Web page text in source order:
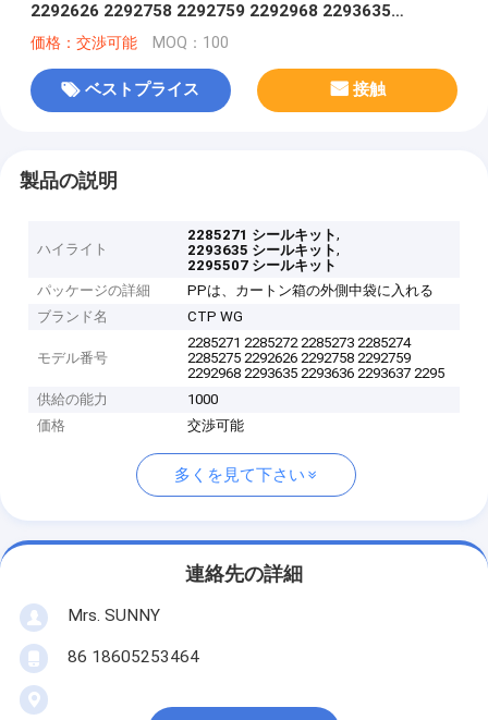
2292626 2292758 2292759 2292968 2293635
2293636 2293637 2295507 2295538 2295546
価格：交渉可能 MOQ：100
ベストプライス 接触
製品の説明
ハイライト
2285271 シールキット,
2293635 シールキット,
2295507 シールキット
パッケージの詳細
PPは、カートン箱の外側中袋に入れる
ブランド名
CTP WG
モデル番号
2285271 2285272 2285273 2285274
2285275 2292626 2292758 2292759
2292968 2293635 2293636 2293637 2295
供給の能力
1000
価格
交渉可能
多くを見て下さい
連絡先の詳細
Mrs. SUNNY
86 18605253464